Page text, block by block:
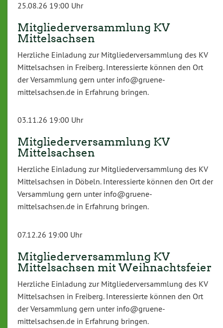
25.08.26 19:00 Uhr
Mitgliederversammlung KV
Mittelsachsen
Herzliche Einladung zur Mitgliederversammlung des KV
Mittelsachsen in Freiberg. Interessierte können den Ort
der Versammlung gern unter info@gruene-
mittelsachsen.de in Erfahrung bringen.
03.11.26 19:00 Uhr
Mitgliederversammlung KV
Mittelsachsen
Herzliche Einladung zur Mitgliederversammlung des KV
Mittelsachsen in Döbeln. Interessierte können den Ort der
Versammlung gern unter info@gruene-
mittelsachsen.de in Erfahrung bringen.
07.12.26 19:00 Uhr
Mitgliederversammlung KV
Mittelsachsen mit Weihnachtsfeier
Herzliche Einladung zur Mitgliederversammlung des KV
Mittelsachsen in Freiberg. Interessierte können den Ort
der Versammlung gern unter info@gruene-
mittelsachsen.de in Erfahrung bringen.